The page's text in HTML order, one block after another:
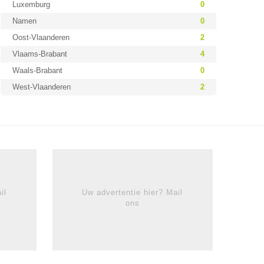
Luxemburg
0
Namen
0
Oost-Vlaanderen
2
Vlaams-Brabant
4
Waals-Brabant
0
West-Vlaanderen
2
Uw advertentie hier? Mail
ons